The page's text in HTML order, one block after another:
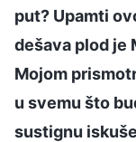
put? Upamti
dešava plod je
Mojom
u svemu što
sustignu